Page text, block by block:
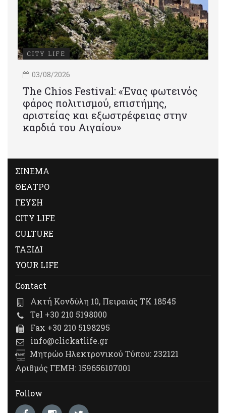
CITY LIFE
03/08/2026
Τhe Chios Festival: «Ένας φωτεινός
φάρος πολιτισμού, επιστήμης,
αριστείας και εξωστρέφειας στην
καρδιά του Αιγαίου»
ΣΙΝΕΜΑ
ΘΕΑΤΡΟ
ΓΕΥΣΗ
CITY LIFE
CULTURE
ΤΑΞΙΔΙ
YOUR LIFE
Contact
Ακτή Κονδύλη 10, Πειραιάς ΤΚ 18545
Tel +30 210 5198000
Fax +30 210 5198295
info@clickatlife.gr
Μητρώο Ηλεκτρονικού Τύπου: 232121
Αριθμός ΓΕΜΗ: 159656107001
Follow